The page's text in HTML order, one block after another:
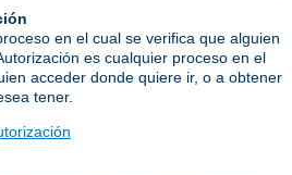
en el cual se verifica que alguien
es cualquier proceso en el
acceder donde quiere ir, o a obtener
tener.